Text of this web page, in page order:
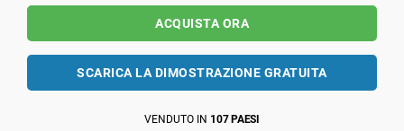
ACQUISTA ORA
SCARICA LA DIMOSTRAZIONE GRATUITA
VENDUTO IN 107 PAESI